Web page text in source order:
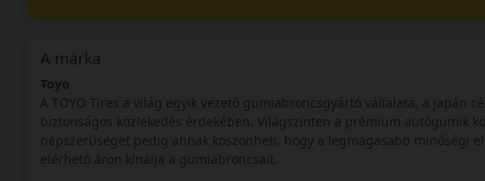
A márka
Toyo
A TOYO Tires a világ egyik vezető gumiabroncsgyártó vállalata, a japán
biztonságos közlekedés érdekében. Világszinten a prémium autógumik
népszerűségét pedig annak köszönheti, hogy a legmagasabb minőségi
elérhető áron kínálja a gumiabroncsait.